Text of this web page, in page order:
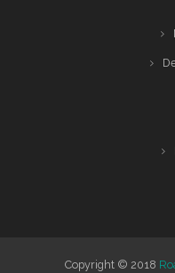
Copyright © 2018